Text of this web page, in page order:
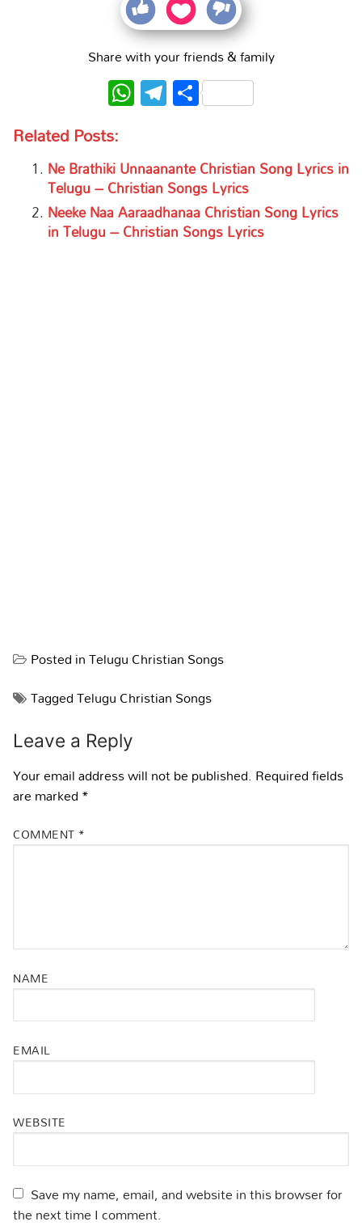
Share with your friends & family
WhatsApp
Telegram
Share
Related Posts:
Ne Brathiki Unnaanante Christian Song Lyrics in
Telugu – Christian Songs Lyrics
Neeke Naa Aaraadhanaa Christian Song Lyrics
in Telugu – Christian Songs Lyrics
Posted inTelugu Christian Songs
TaggedTelugu Christian Songs
Leave a Reply
Your email address will not be published. Required fields
are marked*
COMMENT *
NAME
EMAIL
WEBSITE
Save my name, email, and website in this browser for
the next time I comment.